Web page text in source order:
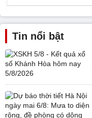
Tin nổi bật